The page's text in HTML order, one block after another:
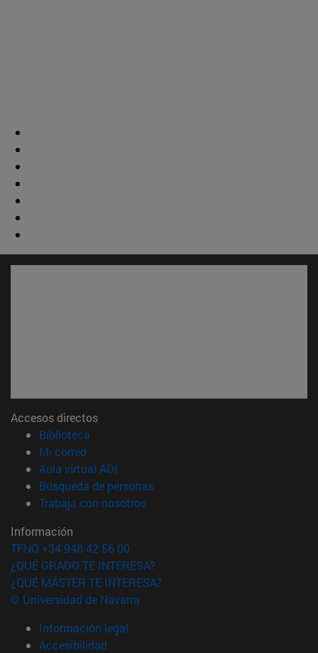
Accesos directos
Biblioteca
Mi correo(abre en nueva ventana)
Aula virtual ADI
Búsqueda de personas(abre en nueva ventana)
Trabaja con nosotros(abre en nueva ventana)
Información
TFNO +34 948 42 56 00
¿QUÉ GRADO TE INTERESA?
¿QUÉ MÁSTER TE INTERESA?
© Universidad de Navarra
Información legal
Accesibilidad